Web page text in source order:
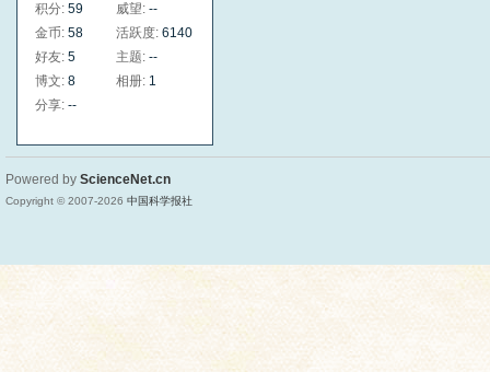
积分: 59 威望: --
金币: 58 活跃度: 6140
好友: 5 主题: --
博文: 8 相册: 1
分享: --
Powered by ScienceNet.cn
Copyright © 2007-2026 中国科学报社